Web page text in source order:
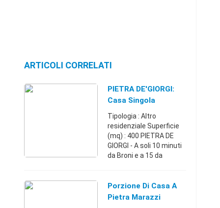
ARTICOLI CORRELATI
PIETRA DE'GIORGI:
Casa Singola
Tipologia : Altro
residenziale Superficie
(mq) : 400 PIETRA DE
GIORGI - A soli 10 minuti
da Broni e a 15 da
campagna , ma non
isolata , in posizione
Porzione Di Casa A
Pietra Marazzi